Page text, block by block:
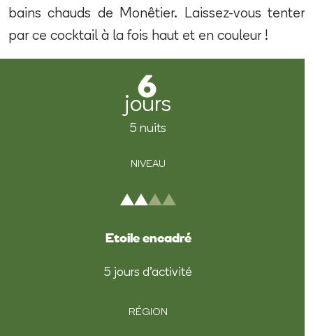
bains chauds de Monêtier. Laissez-vous tenter
par ce cocktail à la fois haut et en couleur !
6
jours
5 nuits
NIVEAU
Etoile encadré
5 jours d'activité
RÉGION